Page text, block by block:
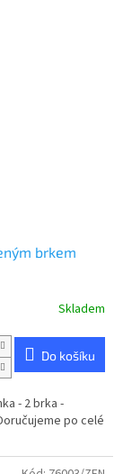
brkem
Skladem
Do košíku
- 2 brka -
po celé